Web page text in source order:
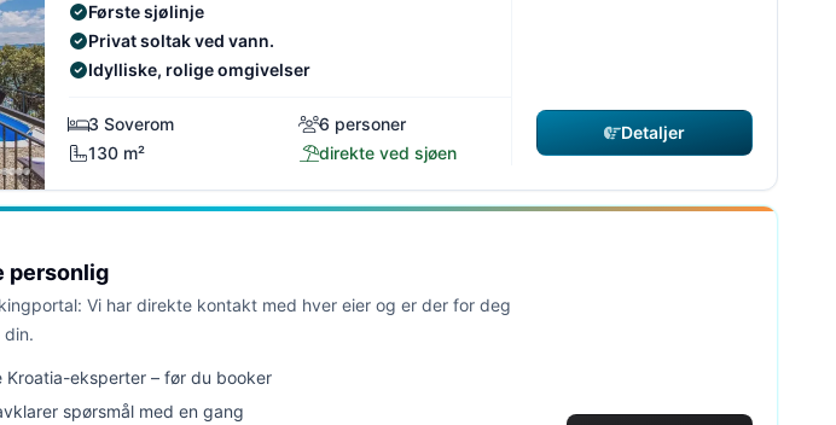
Første sjølinje
Privat soltak ved vann.
Idylliske, rolige omgivelser
3 Soverom
6 personer
130 m²
direkte ved sjøen
Detaljer
personlig
Vi har direkte kontakt med hver eier og er der for deg
din.
eksperter – før du booker
spørsmål med en gang